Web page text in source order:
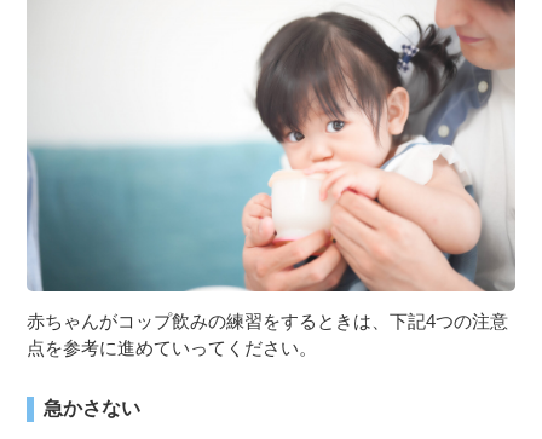
赤ちゃんがコップ飲みの練習をするときは、下記4つの注意
点を参考に進めていってください。
急かさない